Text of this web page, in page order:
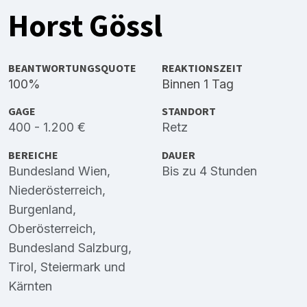
Horst Gössl
BEANTWORTUNGSQUOTE
100%
REAKTIONSZEIT
Binnen 1 Tag
GAGE
400 - 1.200 €
STANDORT
Retz
BEREICHE
Bundesland Wien,
Niederösterreich,
Burgenland,
Oberösterreich,
Bundesland Salzburg,
Tirol, Steiermark und
Kärnten
DAUER
Bis zu 4 Stunden